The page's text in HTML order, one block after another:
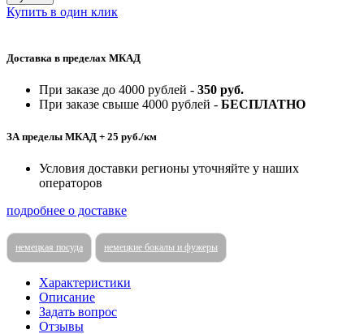
Купить в один клик
Доставка в пределах МКАД
При заказе до 4000 рублей - 350 руб.
При заказе свыше 4000 рублей - БЕСПЛАТНО
ЗА пределы МКАД + 25 руб./км
Условия доставки регионы уточняйте у наших
операторов
подробнее о доставке
немецкая посуда немецкие бокалы и фужеры
Характеристики
Описание
Задать вопрос
Отзывы